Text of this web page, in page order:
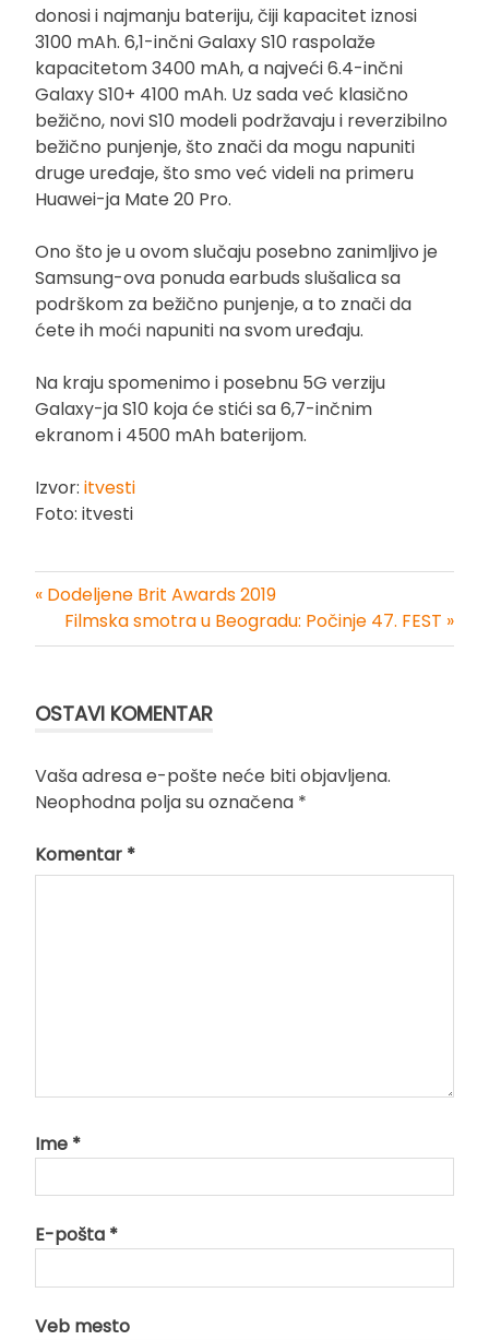
donosi i najmanju bateriju, čiji kapacitet iznosi
3100 mAh. 6,1-inčni Galaxy S10 raspolaže
kapacitetom 3400 mAh, a najveći 6.4-inčni
Galaxy S10+ 4100 mAh. Uz sada već klasično
bežično, novi S10 modeli podržavaju i reverzibilno
bežično punjenje, što znači da mogu napuniti
druge uređaje, što smo već videli na primeru
Huawei-ja Mate 20 Pro.
Ono što je u ovom slučaju posebno zanimljivo je
Samsung-ova ponuda earbuds slušalica sa
podrškom za bežično punjenje, a to znači da
ćete ih moći napuniti na svom uređaju.
Na kraju spomenimo i posebnu 5G verziju
Galaxy-ja S10 koja će stići sa 6,7-inčnim
ekranom i 4500 mAh baterijom.
Izvor: itvesti
Foto: itvesti
Kretanje
« Dodeljene Brit Awards 2019
Filmska smotra u Beogradu: Počinje 47. FEST »
OSTAVI KOMENTAR
Vaša adresa e-pošte neće biti objavljena.
Neophodna polja su označena *
Komentar *
Ime *
E-pošta *
Veb mesto